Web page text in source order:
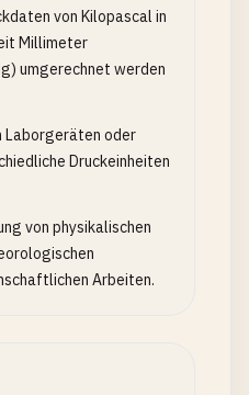
von Kilopascal in
Millimeter
umgerechnet werden
Laborgeräten oder
Druckeinheiten
von physikalischen
Arbeiten.